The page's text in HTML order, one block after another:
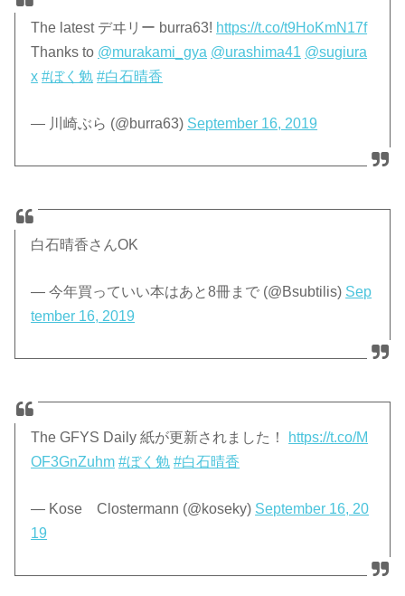
The latest デヰリー burra63! https://t.co/t9HoKmN17f
Thanks to @murakami_gya @urashima41 @sugiura
x #ぼく勉 #白石晴香
— 川崎ぶら (@burra63) September 16, 2019
白石晴香さんOK
— 今年買っていい本はあと8冊まで (@Bsubtilis) Sep
tember 16, 2019
The GFYS Daily 紙が更新されました！
https://t.co/M
OF3GnZuhm #ぼく勉 #白石晴香
— Kose Clostermann (@koseky) September 16, 20
19